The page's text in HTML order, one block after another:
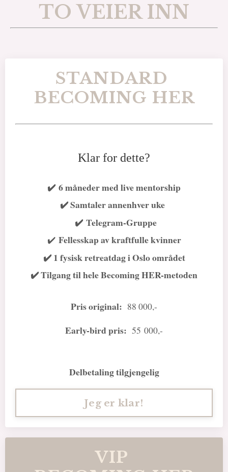
TO VEIER INN
STANDARD
BECOMING HER
Klar for dette?
✔️ 6 måneder med live mentorship
✔️Samtaler annenhver uke
✔️ Telegram-Gruppe
✔️ Fellesskap av kraftfulle kvinner
✔️ 1 fysisk retreatdag i Oslo området
✔️ Tilgang til hele Becoming HER-metoden
Pris original: 88 000,-
Early-bird pris: 55 000,-
Delbetaling tilgjengelig
Jeg er klar!
VIP